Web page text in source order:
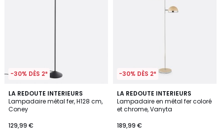
-30% DÈS 2*
LA REDOUTE INTERIEURS
Lampadaire métal fer, H128 cm,
Coney
129,99 €
-30% DÈS 2*
LA REDOUTE INTERIEURS
Lampadaire en métal fer coloré
et chrome, Vanyta
189,99 €
3,8
/ 5